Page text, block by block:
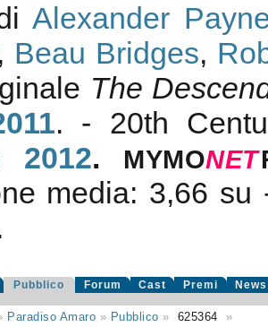
Alexander
Beau Bridges,
The
. - 20th
2012. MYMONET
media: 3,66 su
Pubblico Forum Cast Premi News
Paradiso Amaro » Pubblico » 625364 »